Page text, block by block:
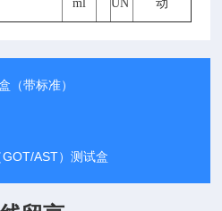
ml
UN
动
（带标准）
AST）测试盒